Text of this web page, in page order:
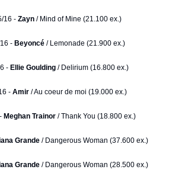
16 - Zayn / Mind of Mine (21.100 ex.)
- Beyoncé / Lemonade (21.900 ex.)
- Ellie Goulding / Delirium (16.800 ex.)
- Amir / Au coeur de moi (19.000 ex.)
Meghan Trainor/ Thank You (18.800 ex.)
Grande / Dangerous Woman (37.600 ex.)
Grande / Dangerous Woman (28.500 ex.)